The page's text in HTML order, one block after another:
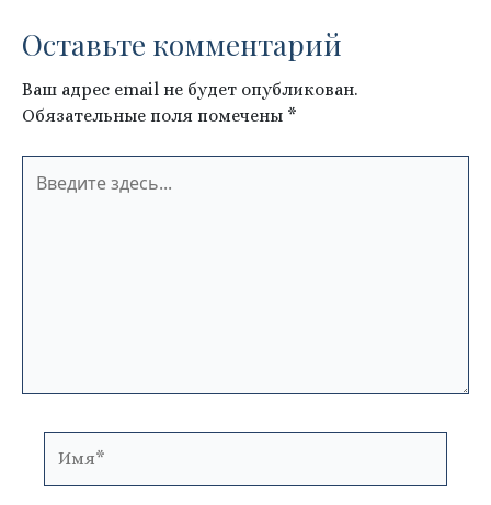
Оставьте комментарий
Ваш адрес email не будет опубликован.
Обязательные поля помечены *
здесь...